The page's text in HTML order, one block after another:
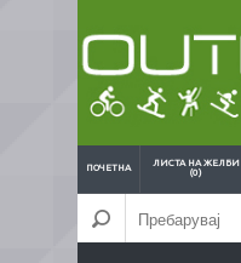
ПОЧЕТНА
ЛИСТА НА ЖЕЛБИ
(0)